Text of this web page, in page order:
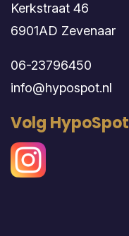
Kerkstraat 46
6901AD Zevenaar
06-23796450
info@hypospot.nl
Volg HypoSpot